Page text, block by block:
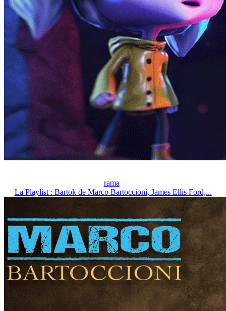
rama
La Playlist : Bartok de Marco Bartoccioni, James Ellis Ford,...